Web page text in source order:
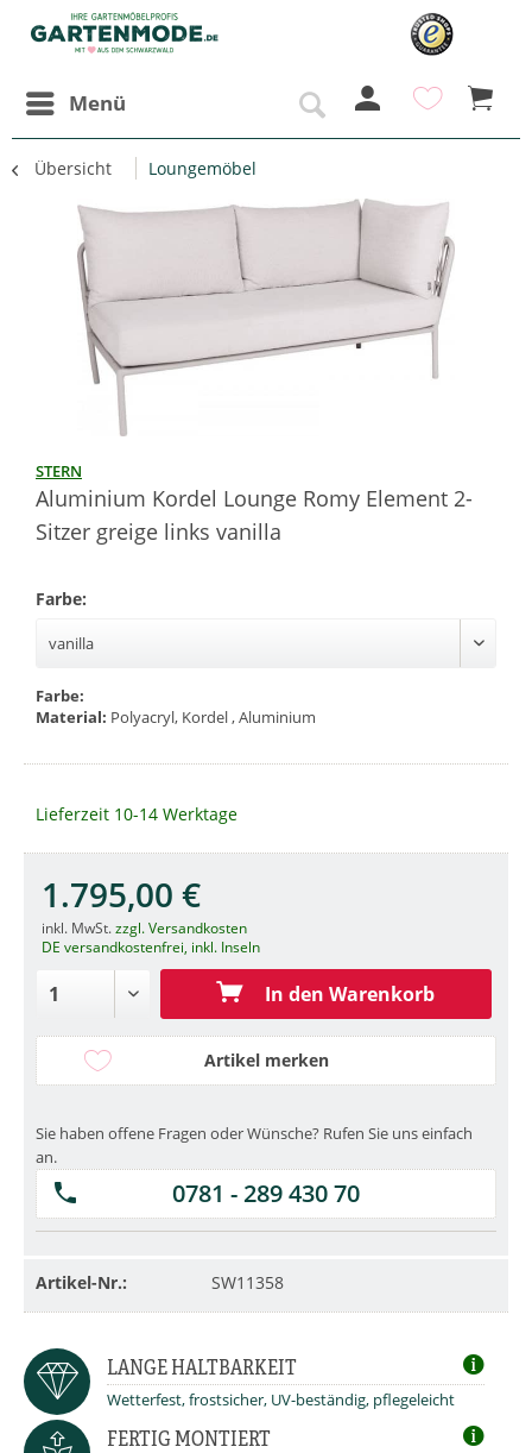
Menü
Übersicht Loungemöbel
STERN
Aluminium Kordel Lounge Romy Element 2-
Sitzer greige links vanilla
Farbe:
Farbe:
Material: Polyacryl, Kordel , Aluminium
Lieferzeit 10-14 Werktage
1.795,00 €
inkl. MwSt.zzgl. Versandkosten
DE versandkostenfrei, inkl. Inseln
In den Warenkorb
Artikel merken
Sie haben offene Fragen oder Wünsche? Rufen Sie uns einfach
an.
0781 - 289 430 70
Artikel-Nr.: SW11358
LANGE HALTBARKEIT
Wetterfest, frostsicher, UV-beständig, pflegeleicht
FERTIG MONTIERT